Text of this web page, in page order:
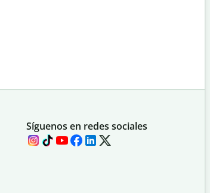
Síguenos en redes sociales